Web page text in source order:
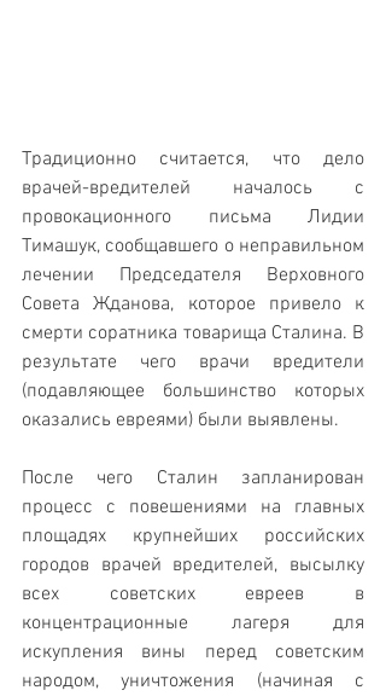
Традиционно считается, что дело
врачей-вредителей началось с
провокационного письма Лидии
Тимашук, сообщавшего о неправильном
лечении Председателя Верховного
Совета Жданова, которое привело к
смерти соратника товарища Сталина. В
результате чего врачи вредители
(подавляющее большинство которых
оказались евреями) были выявлены.
После чего Сталин запланирован
процесс с повешениями на главных
площадях крупнейших российских
городов врачей вредителей, высылку
всех советских евреев в
концентрационные лагеря для
искупления вины перед советским
народом, уничтожения (начиная с